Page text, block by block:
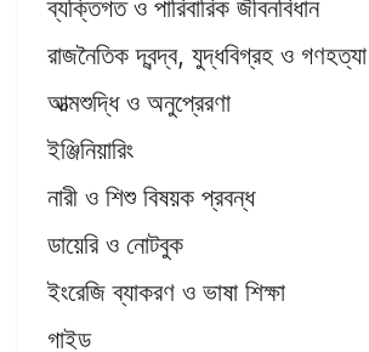
ব্যক্তিগত ও পারিবারিক জীবনবিধান
রাজনৈতিক দ্বন্দ্ব, যুদ্ধবিগ্রহ ও গণহত্যা
আত্মশুদ্ধি ও অনুপ্রেরণা
ইঞ্জিনিয়ারিং
নারী ও শিশু বিষয়ক প্রবন্ধ
ডায়েরি ও নোটবুক
ইংরেজি ব্যাকরণ ও ভাষা শিক্ষা
গাইড